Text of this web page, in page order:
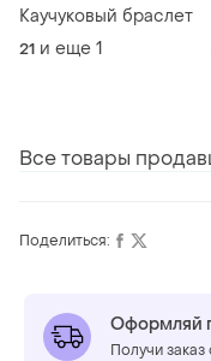
Каучуковый браслет
21 и еще 1
Все товары
Поделиться:
Оформляй
Получи